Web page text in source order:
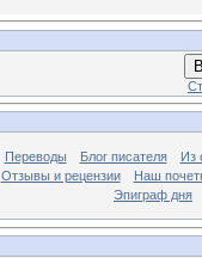
Переводы Блог писателя
Из
Отзывы и рецензии
Наш
Эпиграф дня